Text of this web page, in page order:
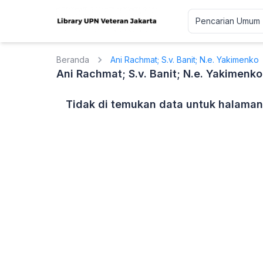
Beranda Ani Rachmat; S.v. Banit; N.e. Yakimenko
Ani Rachmat; S.v. Banit; N.e. Yakimenko
Tidak di temukan data untuk